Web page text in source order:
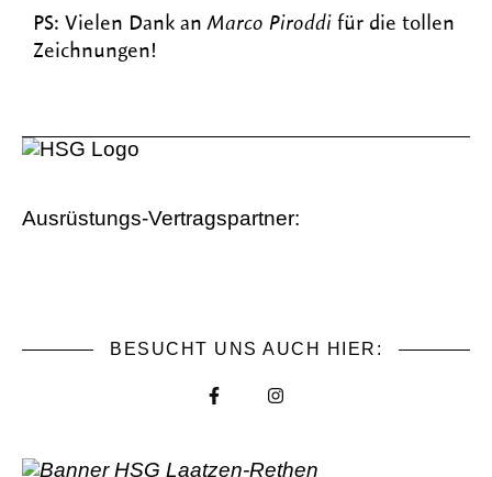
PS: Vielen Dank anMarco Piroddi für die tollen
Zeichnungen!
Ausrüstungs-Vertragspartner:
BESUCHT UNS AUCH HIER: